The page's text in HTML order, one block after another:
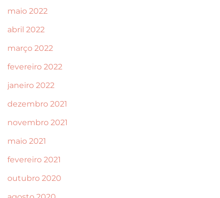
maio 2022
abril 2022
março 2022
fevereiro 2022
janeiro 2022
dezembro 2021
novembro 2021
maio 2021
fevereiro 2021
outubro 2020